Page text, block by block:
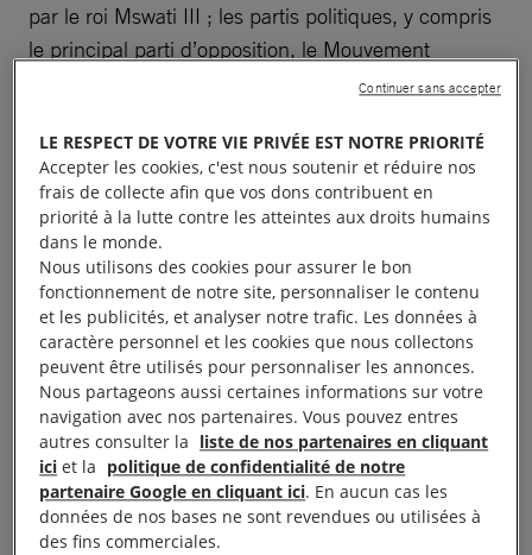
par le roi Mswati III ; les partis politiques, y compris
le principal parti d’opposition, le Mouvement
démocratique populaire uni (PUDEMO), y étaient
affaires liées au terrorisme découlant des
manifestations en faveur de la démocratie de 2021-
2022.
L’Eswatini est devenu l’un des pays africains ayant
conclu un accord bilatéral prévoyant l’accueil de
non-ressortissant·e·s expulsés des États-Unis (voir
Personnes réfugiées ou migrantes).
Arrestations et détentions arbitraires
Mthandeni Dube a été libéré de prison le
5 novembre à la faveur d’une grâce royale. Les
LE RESPECT DE VOTRE VIE PRIVÉE EST NOTRE PRIORITÉ
Accepter les cookies, c'est nous soutenir et réduire nos
frais de collecte afin que vos dons contribuent en
priorité à la lutte contre les atteintes aux droits humains
dans le monde.
Nous utilisons des cookies pour assurer le bon
fonctionnement de notre site, personnaliser le contenu
et les publicités, et analyser notre trafic. Les données à
caractère personnel et les cookies que nous collectons
peuvent être utilisés pour personnaliser les annonces.
Nous partageons aussi certaines informations sur votre
navigation avec nos partenaires. Vous pouvez entres
autres consulter la liste de nos partenaires en cliquant
ici et la politique de confidentialité de notre
partenaire Google en cliquant ici. En aucun cas les
données de nos bases ne sont revendues ou utilisées à
des fins commerciales.
Continuer sans accepter